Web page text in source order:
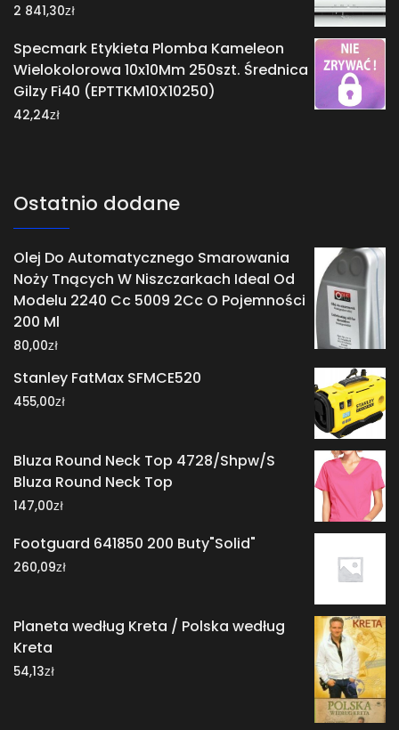
2 841,30zł
Specmark Etykieta Plomba Kameleon
Wielokolorowa 10x10Mm 250szt. Średnica
Gilzy Fi40 (EPTTKM10X10250)
42,24zł
Ostatnio dodane
Olej Do Automatycznego Smarowania
Noży Tnących W Niszczarkach Ideal Od
Modelu 2240 Cc 5009 2Cc O Pojemności
200 Ml
80,00zł
Stanley FatMax SFMCE520
455,00zł
Bluza Round Neck Top 4728/Shpw/S
Bluza Round Neck Top
147,00zł
Footguard 641850 200 Buty"Solid"
260,09zł
Planeta według Kreta / Polska według
Kreta
54,13zł